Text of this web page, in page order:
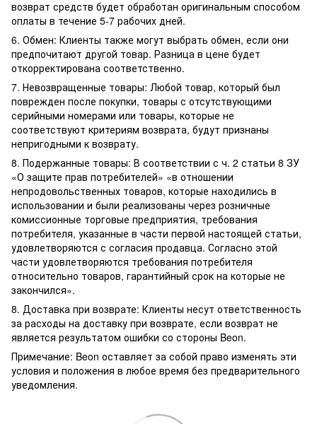
возврат средств будет обработан оригинальным способом
оплаты в течение 5-7 рабочих дней.
6. Обмен: Клиенты также могут выбрать обмен, если они
предпочитают другой товар. Разница в цене будет
откорректирована соответственно.
7. Невозвращенные товары: Любой товар, который был
поврежден после покупки, товары с отсутствующими
серийными номерами или товары, которые не
соответствуют критериям возврата, будут признаны
непригодными к возврату.
8. Подержанные товары: В соответствии с ч. 2 статьи 8 ЗУ
«О защите прав потребителей» «в отношении
непродовольственных товаров, которые находились в
использовании и были реализованы через розничные
комиссионные торговые предприятия, требования
потребителя, указанные в части первой настоящей статьи,
удовлетворяются с согласия продавца. Согласно этой
части удовлетворяются требования потребителя
относительно товаров, гарантийный срок на которые не
закончился».
8. Доставка при возврате: Клиенты несут ответственность
за расходы на доставку при возврате, если возврат не
является результатом ошибки со стороны Beon.
Примечание: Beon оставляет за собой право изменять эти
условия и положения в любое время без предварительного
уведомления.